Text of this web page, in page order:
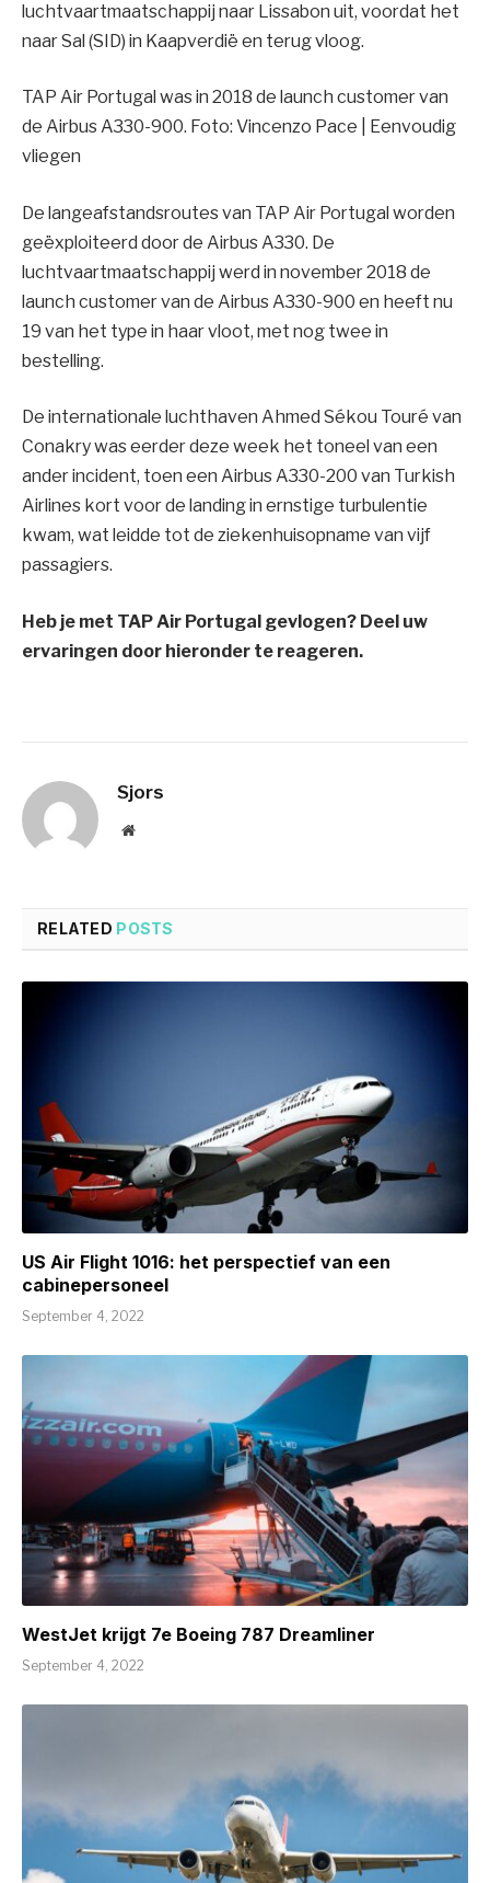
luchtvaartmaatschappij naar Lissabon uit, voordat het
naar Sal (SID) in Kaapverdië en terug vloog.
TAP Air Portugal was in 2018 de launch customer van
de Airbus A330-900. Foto: Vincenzo Pace | Eenvoudig
vliegen
De langeafstandsroutes van TAP Air Portugal worden
geëxploiteerd door de Airbus A330. De
luchtvaartmaatschappij werd in november 2018 de
launch customer van de Airbus A330-900 en heeft nu
19 van het type in haar vloot, met nog twee in
bestelling.
De internationale luchthaven Ahmed Sékou Touré van
Conakry was eerder deze week het toneel van een
ander incident, toen een Airbus A330-200 van Turkish
Airlines kort voor de landing in ernstige turbulentie
kwam, wat leidde tot de ziekenhuisopname van vijf
passagiers.
Heb je met TAP Air Portugal gevlogen? Deel uw
ervaringen door hieronder te reageren.
Sjors
Website
RELATED POSTS
US Air Flight 1016: het perspectief van een
cabinepersoneel
September 4, 2022
WestJet krijgt 7e Boeing 787 Dreamliner
September 4, 2022